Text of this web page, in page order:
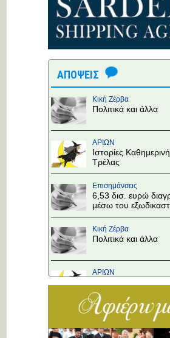
ΑΠΟΨΕΙΣ
Κική Ζέρβα
Πολιτικά και άλλα
ΑΡΙΩΝ
Ιστορίες
Τρέλας
Επισημάνσεις
6,53 δισ. ευρώ
μέσω του
Κική Ζέρβα
Πολιτικά και άλλα
ΑΡΙΩΝ
Τρέλας
Επισημάνσεις
στους κόμβους!